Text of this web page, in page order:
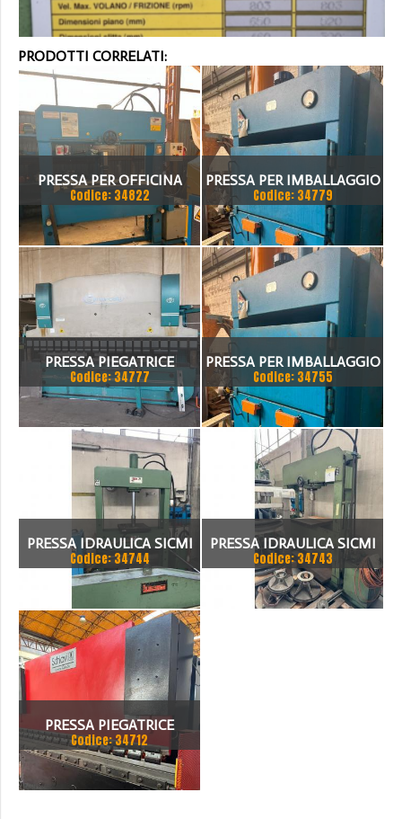
PRODOTTI CORRELATI:
PRESSA PER OFFICINA
SICMI 100 TON
Codice: 34822
PRESSA PER IMBALLAGGIO
Codice: 34779
PRESSA PIEGATRICE
VIMERCATI 80X4175
Codice: 34777
PRESSA PER IMBALLAGGIO
ALBA PRESSE
Codice: 34755
PRESSA IDRAULICA SICMI
PISTONE FISSO 70 TON
Codice: 34744
PRESSA IDRAULICA SICMI
CON PISTONE MOBILE 100
TON
Codice: 34743
PRESSA PIEGATRICE
SCHIAVI 6 ASSI 3000 X 100
TON
Codice: 34712